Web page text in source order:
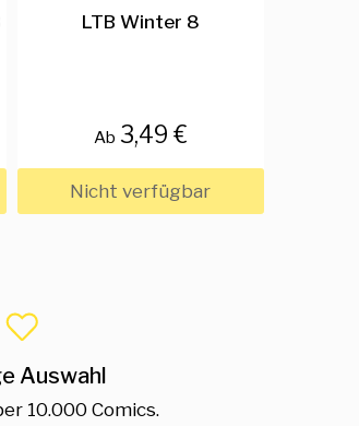
LTB Winter 8
Ab 3,49 €
Nicht verfügbar
Auswahl
10.000 Comics.